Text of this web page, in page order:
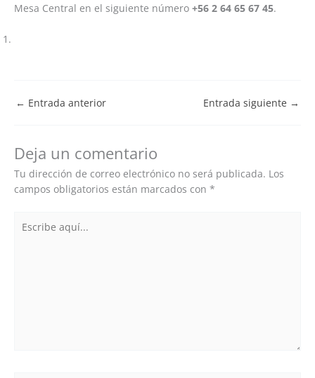
Mesa Central en el siguiente número +56 2 64 65 67 45.
← Entrada anterior Entrada siguiente →
Deja un comentario
Tu dirección de correo electrónico no será publicada. Los
campos obligatorios están marcados con *
aquí...